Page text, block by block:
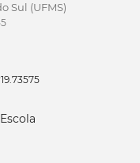
Sul (UFMS)